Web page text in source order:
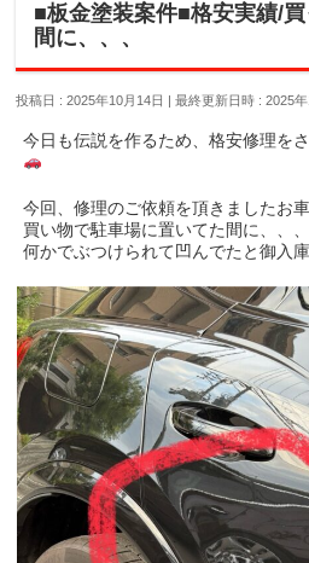
■板金塗装案件■格安実績/
間に、、、
投稿日 : 2025年10月14日 最終更新日時 : 2025
今日も伝説を作るため、格安修理を
今回、修理のご依頼を頂きましたお
買い物で駐車場に置いてた間に、、
何かでぶつけられて凹んでたと御入